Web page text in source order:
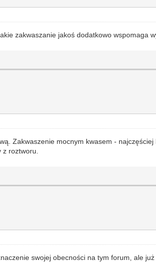
zakwaszanie jakoś dodatkowo wspomaga
Zakwaszenie mocnym kwasem -
roztworu.
swojej obecności na tym forum, ale